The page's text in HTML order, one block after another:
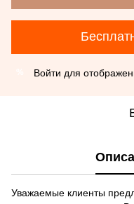
Войти для
Уважаемые клиенты